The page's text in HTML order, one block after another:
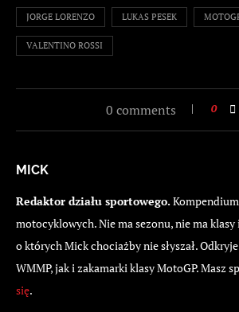
JORGE LORENZO LUKAS PESEK
VALENTINO ROSSI
0 comments 0
MICK
Redaktor działu sportowego.
motocyklowych. Nie ma sezonu, nie ma
o których Mick chociażby nie słyszał.
WMMP, jak i zakamarki klasy MotoGP. Masz
się.